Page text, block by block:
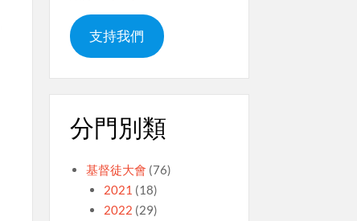
支持我們
分門別類
基督徒大會 (76)
2021 (18)
2022 (29)